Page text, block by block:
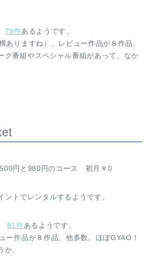
79件あるようです。
ありますね）、レビュー作品が８作品、
ク番組やスペシャル番組があって、なか
円と980円のコース 初月￥0
ントでレンタルするようです。
81件あるようです。
ー作品が８作品、他多数。ほぼGYAO！
か。